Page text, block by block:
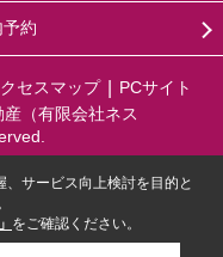
約
セスマップ
PCサイト
（有限会社ネス
サービス向上検討を目的と
をご確認ください。